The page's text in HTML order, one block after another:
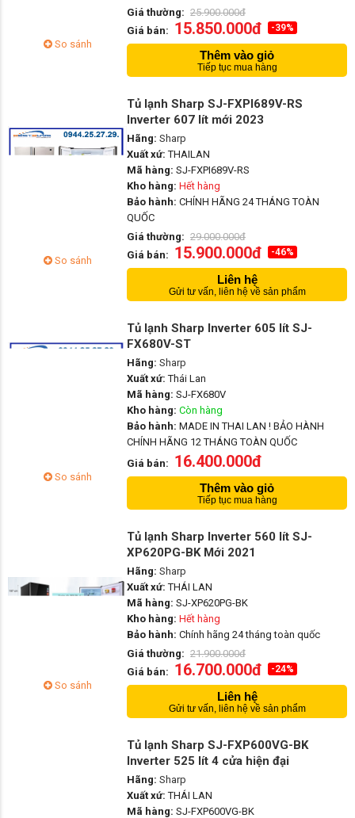
So sánh
Giá thường: 25.900.000đ
Giá bán: 15.850.000đ -39%
Thêm vào giỏ
Tiếp tục mua hàng
So sánh
Tủ lạnh Sharp SJ-FXPI689V-RS
Inverter 607 lít mới 2023
Hãng: Sharp
Xuất xứ: THAILAN
Mã hàng: SJ-FXPI689V-RS
Kho hàng: Hết hàng
Bảo hành: CHÍNH HÃNG 24 THÁNG TOÀN
QUỐC
Giá thường: 29.000.000đ
Giá bán: 15.900.000đ -46%
Liên hệ
Gửi tư vấn, liên hệ về sản phẩm
So sánh
Tủ lạnh Sharp Inverter 605 lít SJ-
FX680V-ST
Hãng: Sharp
Xuất xứ: Thái Lan
Mã hàng: SJ-FX680V
Kho hàng: Còn hàng
Bảo hành: MADE IN THAI LAN ! BẢO HÀNH
CHÍNH HÃNG 12 THÁNG TOÀN QUỐC
Giá bán: 16.400.000đ
Thêm vào giỏ
Tiếp tục mua hàng
So sánh
Tủ lạnh Sharp Inverter 560 lít SJ-
XP620PG-BK Mới 2021
Hãng: Sharp
Xuất xứ: THÁI LAN
Mã hàng: SJ-XP620PG-BK
Kho hàng: Hết hàng
Bảo hành: Chính hãng 24 tháng toàn quốc
Giá thường: 21.900.000đ
Giá bán: 16.700.000đ -24%
Liên hệ
Gửi tư vấn, liên hệ về sản phẩm
Tủ lạnh Sharp SJ-FXP600VG-BK
Inverter 525 lít 4 cửa hiện đại
Hãng: Sharp
Xuất xứ: THÁI LAN
Mã hàng: SJ-FXP600VG-BK